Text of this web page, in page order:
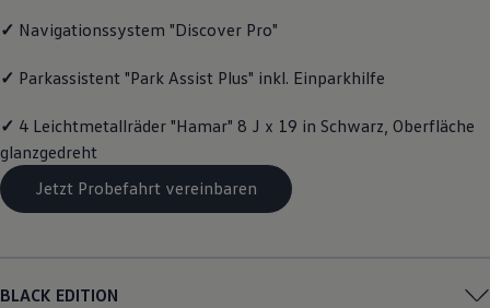
Räder und Reifen
Economy Service
Zubehör
Modellspezifisches Zubehör
Entertainment und Elektronik
Individualisieren
✓ Navigationssystem "Discover Pro"
✓ Parkassistent "Park Assist Plus" inkl. Einparkhilfe
✓ 4 Leichtmetallräder "Hamar" 8 J x 19 in Schwarz, Oberfläche
glanzgedreht
Jetzt Probefahrt vereinbaren
BLACK EDITION